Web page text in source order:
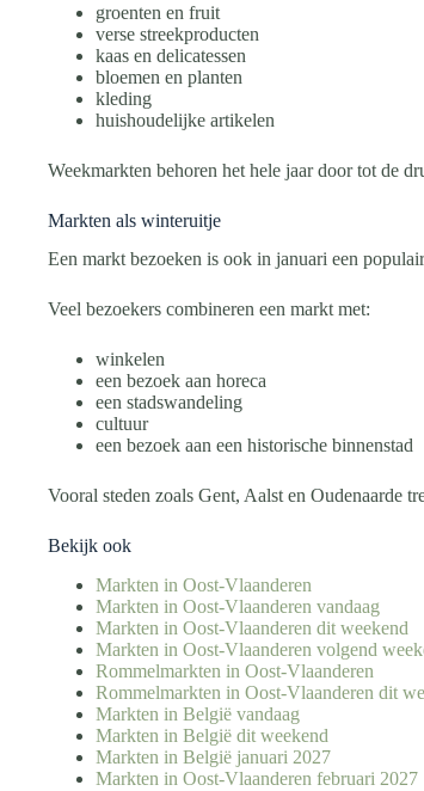
groenten en fruit
verse streekproducten
kaas en delicatessen
bloemen en planten
kleding
huishoudelijke artikelen
Weekmarkten behoren het hele jaar door tot de
Markten als winteruitje
Een markt bezoeken is ook in januari een
Veel bezoekers combineren een markt met:
winkelen
een bezoek aan horeca
een stadswandeling
cultuur
een bezoek aan een historische binnenstad
Vooral steden zoals Gent, Aalst en Oudenaarde
Bekijk ook
Markten in Oost-Vlaanderen
Markten in Oost-Vlaanderen vandaag
Markten in Oost-Vlaanderen dit weekend
Markten in Oost-Vlaanderen volgend
Rommelmarkten in Oost-Vlaanderen
Rommelmarkten in Oost-Vlaanderen dit
Markten in België vandaag
Markten in België dit weekend
Markten in België januari 2027
Markten in Oost-Vlaanderen februari 2027